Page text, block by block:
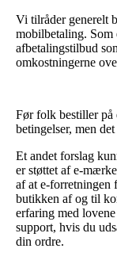
Vi tilråder generelt
mobilbetaling. Som
afbetalingstilbud
omkostningerne
Før folk bestiller på
betingelser, men
Et andet forslag
er støttet af e-
af at e-forretningen
butikken af og til
erfaring med
support, hvis du
din ordre.